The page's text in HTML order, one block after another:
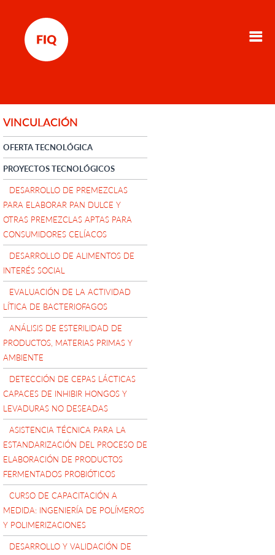
VINCULACIÓN
OFERTA TECNOLÓGICA
PROYECTOS TECNOLÓGICOS
DESARROLLO DE PREMEZCLAS
PARA ELABORAR PAN DULCE Y
OTRAS PREMEZCLAS APTAS PARA
CONSUMIDORES CELÍACOS
DESARROLLO DE ALIMENTOS DE
INTERÉS SOCIAL
EVALUACIÓN DE LA ACTIVIDAD
LÍTICA DE BACTERIOFAGOS
ANÁLISIS DE ESTERILIDAD DE
PRODUCTOS, MATERIAS PRIMAS Y
AMBIENTE
DETECCIÓN DE CEPAS LÁCTICAS
CAPACES DE INHIBIR HONGOS Y
LEVADURAS NO DESEADAS
ASISTENCIA TÉCNICA PARA LA
ESTANDARIZACIÓN DEL PROCESO DE
ELABORACIÓN DE PRODUCTOS
FERMENTADOS PROBIÓTICOS
CURSO DE CAPACITACIÓN A
MEDIDA: INGENIERÍA DE POLÍMEROS
Y POLIMERIZACIONES
DESARROLLO Y VALIDACIÓN DE